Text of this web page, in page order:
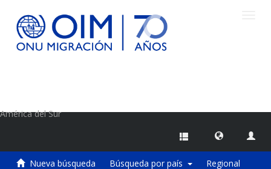
América del Sur
Nueva búsqueda Búsqueda por país Regional